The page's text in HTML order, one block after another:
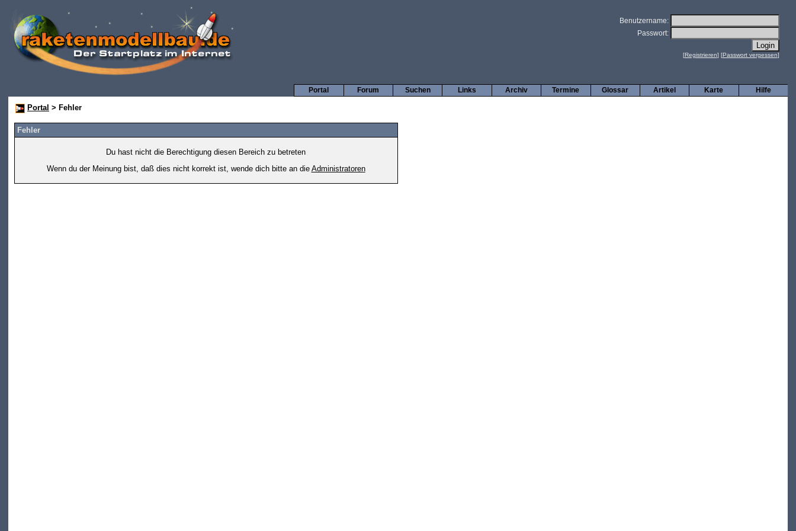
Benutzername:
Passwort:
[Registrieren] [Passwort vergessen]
Hilfe
Karte
Artikel
Glossar
Termine
Archiv
Links
Suchen
Forum
Portal
Portal > Fehler
Fehler
Du hast nicht die Berechtigung diesen Bereich zu betreten
Wenn du der Meinung bist, daß dies nicht korrekt ist, wende dich bitte an die Administratoren